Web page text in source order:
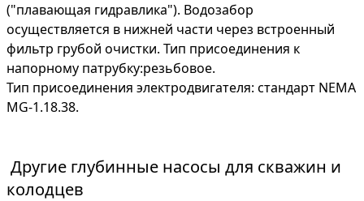
("плавающая гидравлика"). Водозабор
осуществляется в нижней части через встроенный
фильтр грубой очистки. Тип присоединения к
напорному патрубку:резьбовое.
Тип присоединения электродвигателя: стандарт NEMA
MG-1.18.38.
Другие глубинные насосы для скважин и
колодцев